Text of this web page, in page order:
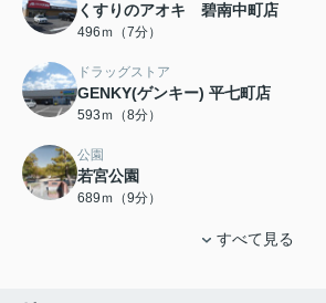
くすりのアオキ 碧南中町店
496ｍ（7分）
ドラッグストア
GENKY(ゲンキー) 平七町店
593ｍ（8分）
公園
若宮公園
689ｍ（9分）
すべて見る